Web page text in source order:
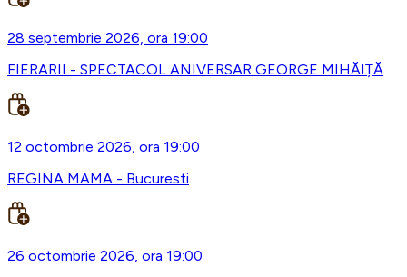
28 septembrie 2026, ora 19:00
FIERARII - SPECTACOL ANIVERSAR GEORGE MIHĂIȚĂ
12 octombrie 2026, ora 19:00
REGINA MAMA - Bucuresti
26 octombrie 2026, ora 19:00